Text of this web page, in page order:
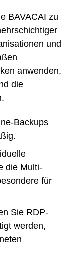
BAVACAI zu
und
anwenden,
die
Backups
die Multi-
für
Sie RDP-
werden,